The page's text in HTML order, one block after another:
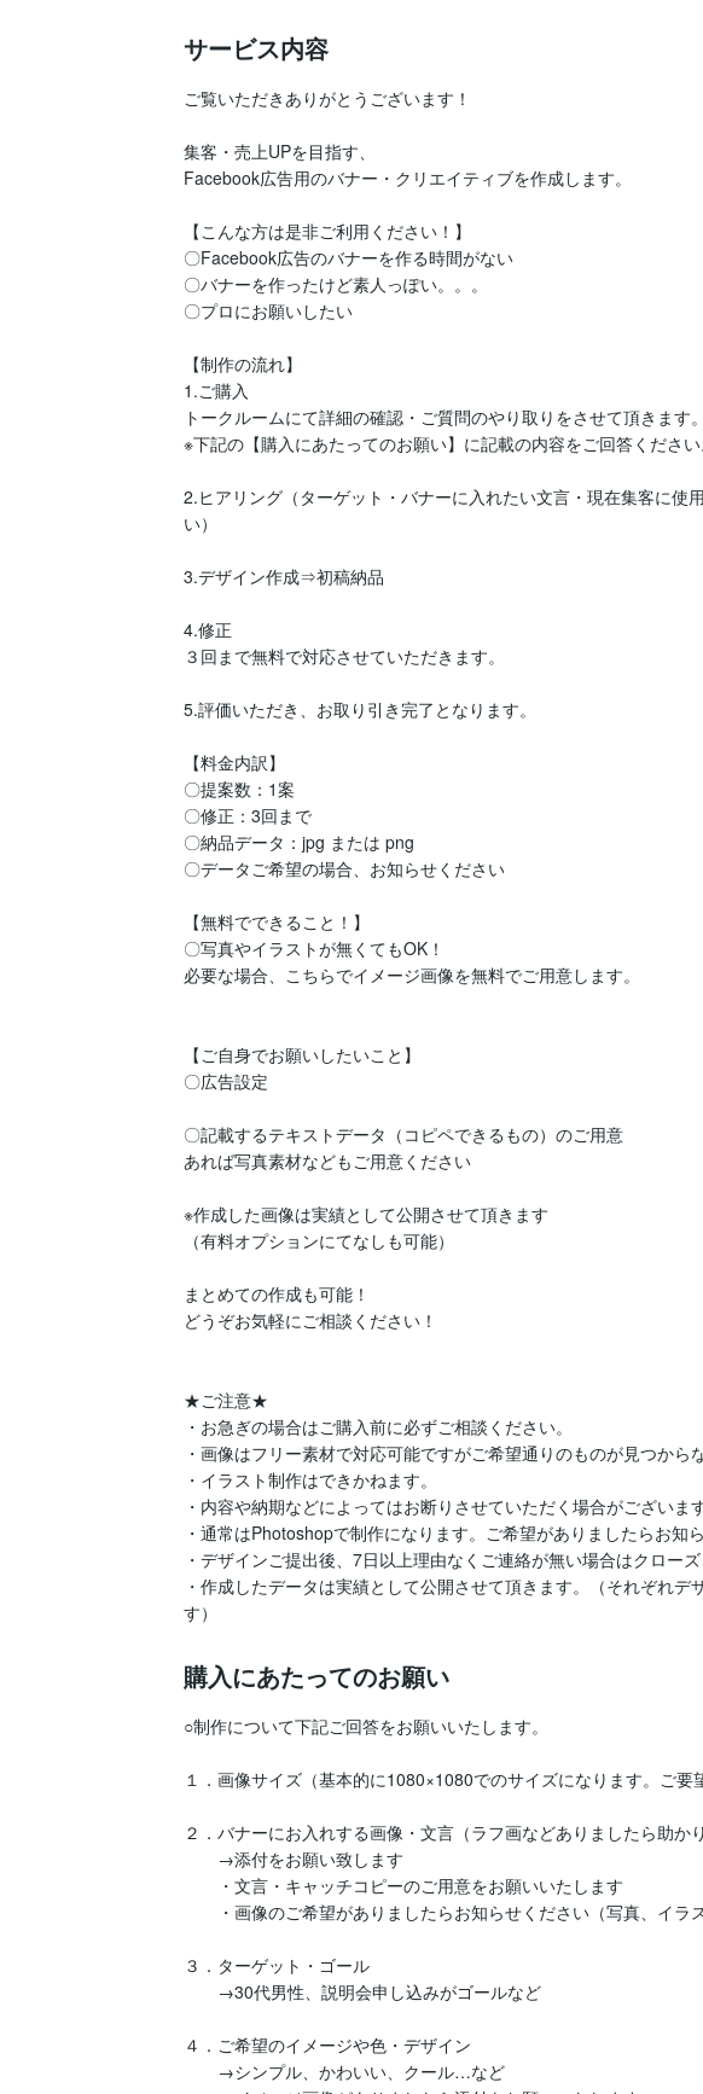
サービス内容
ご覧いただきありがとうございます！
集客・売上UPを目指す、
Facebook広告用のバナー・クリエイティブを作成します。
【こんな方は是非ご利用ください！】
〇Facebook広告のバナーを作る時間がない
〇バナーを作ったけど素人っぽい。。。
〇プロにお願いしたい
【制作の流れ】
1.ご購入
トークルームにて詳細の確認・ご質問のやり取りをさせて頂きます。
※下記の【購入にあたってのお願い】に記載の内容をご回答ください
2.ヒアリング（ターゲット・バナーに入れたい文言・現在集客に使
い）
3.デザイン作成⇒初稿納品
4.修正
３回まで無料で対応させていただきます。
5.評価いただき、お取り引き完了となります。
【料金内訳】
〇提案数：1案
〇修正：3回まで
〇納品データ：jpg または png
〇データご希望の場合、お知らせください
【無料でできること！】
〇写真やイラストが無くてもOK！
必要な場合、こちらでイメージ画像を無料でご用意します。
【ご自身でお願いしたいこと】
〇広告設定
〇記載するテキストデータ（コピペできるもの）のご用意
あれば写真素材などもご用意ください
※作成した画像は実績として公開させて頂きます
（有料オプションにてなしも可能）
まとめての作成も可能！
どうぞお気軽にご相談ください！
★ご注意★
・お急ぎの場合はご購入前に必ずご相談ください。
・画像はフリー素材で対応可能ですがご希望通りのものが見つから
・イラスト制作はできかねます。
・内容や納期などによってはお断りさせていただく場合がございます
・通常はPhotoshopで制作になります。ご希望がありましたらお知
・デザインご提出後、7日以上理由なくご連絡が無い場合はクロー
・作成したデータは実績として公開させて頂きます。（それぞれデ
す）
購入にあたってのお願い
○制作について下記ご回答をお願いいたします。
１．画像サイズ（基本的に1080×1080でのサイズになります。ご要
２．バナーにお入れする画像・文言（ラフ画などありましたら助か
→添付をお願い致します
・文言・キャッチコピーのご用意をお願いいたします
・画像のご希望がありましたらお知らせください（写真、イラス
３．ターゲット・ゴール
→30代男性、説明会申し込みがゴールなど
４．ご希望のイメージや色・デザイン
→シンプル、かわいい、クール…など